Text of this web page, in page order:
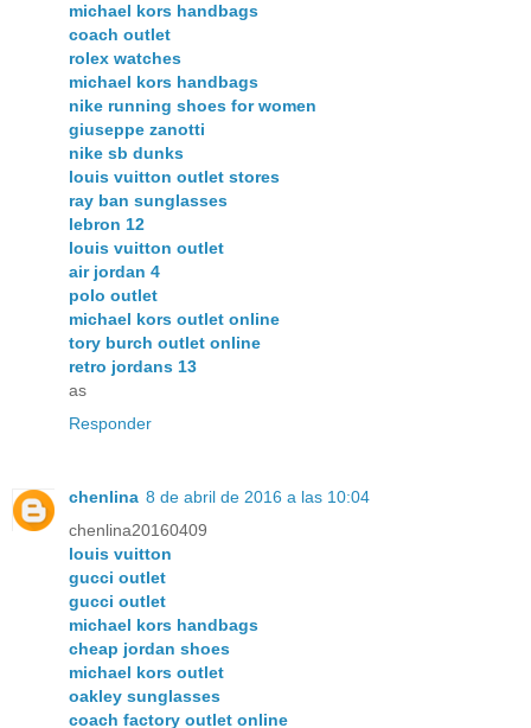
michael kors handbags
coach outlet
rolex watches
michael kors handbags
nike running shoes for women
giuseppe zanotti
nike sb dunks
louis vuitton outlet stores
ray ban sunglasses
lebron 12
louis vuitton outlet
air jordan 4
polo outlet
michael kors outlet online
tory burch outlet online
retro jordans 13
as
Responder
chenlina 8 de abril de 2016 a las 10:04
chenlina20160409
louis vuitton
gucci outlet
gucci outlet
michael kors handbags
cheap jordan shoes
michael kors outlet
oakley sunglasses
coach factory outlet online